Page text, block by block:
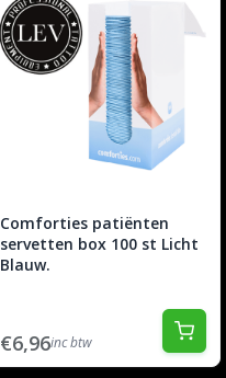
Comforties patiënten
servetten box 100 st Licht
Blauw.
€6,96inc btw